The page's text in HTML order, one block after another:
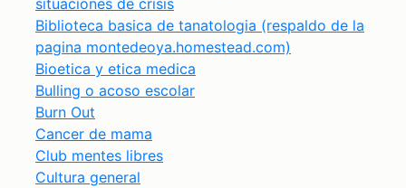
situaciones de crisis
Biblioteca basica de tanatologia (respaldo de la
pagina montedeoya.homestead.com)
Bioetica y etica medica
Bulling o acoso escolar
Burn Out
Cancer de mama
Club mentes libres
Cultura general